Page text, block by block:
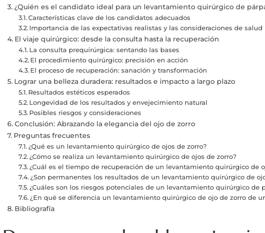
¿Quién es el candidato ideal para un levantamiento quirúrgico de
Características clave de los candidatos adecuados
Importancia de las expectativas realistas y las consideraciones de salud
El viaje quirúrgico: desde la consulta hasta la recuperación
La consulta prequirúrgica: sentando las bases
El procedimiento quirúrgico: precisión en acción
El proceso de recuperación: sanación y transformación
Lograr una belleza duradera: resultados e impacto a largo plazo
Resultados estéticos esperados
Longevidad de los resultados y envejecimiento natural
Posibles riesgos y consideraciones
Conclusión: Abrazando la elegancia del ojo de zorro
Preguntas frecuentes
¿Qué es un levantamiento quirúrgico de ojos de zorro?
¿Cómo se realiza un levantamiento quirúrgico de ojos de zorro?
¿Cuál es el tiempo de recuperación de un levantamiento quirúrgico de
¿Son permanentes los resultados de un levantamiento quirúrgico de
¿Cuáles son los riesgos potenciales de un levantamiento quirúrgico de
¿En qué se diferencia un levantamiento quirúrgico de ojo de zorro de
Bibliografía